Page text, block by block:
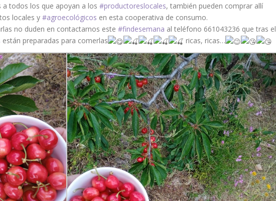
a todos los que apoyan a los #productoreslocales, también pueden comprar allí
locales y #agroecológicos en esta cooperativa de consumo.
no duden en contactarnos este #findesemana al teléfono 661043236 que tras el
están preparadas para comerlas ricas, ricas…